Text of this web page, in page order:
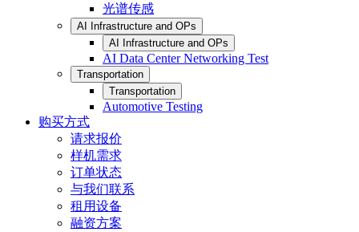
光谱传感
AI Infrastructure and OPs
AI Infrastructure and OPs
AI Data Center Networking Test
Transportation
Transportation
Automotive Testing
购买方式
请求报价
样机需求
订单状态
与我们联系
租用设备
融资方案